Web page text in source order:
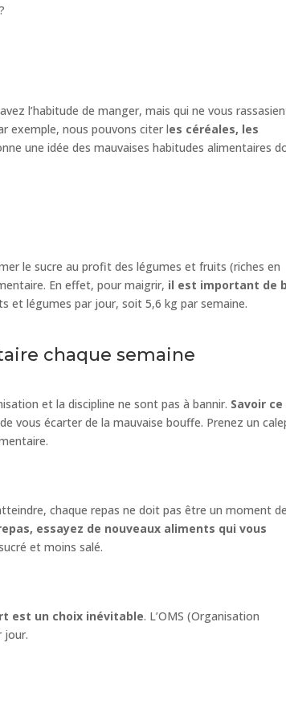
l’habitude de manger, mais qui ne vous
exemple, nous pouvons citer les céréales, les
une idée des mauvaises habitudes alimentaires
le sucre au profit des légumes et fruits (riches en
En effet, pour maigrir, il est important de
et légumes par jour, soit 5,6 kg par semaine.
chaque semaine
et la discipline ne sont pas à bannir. Savoir
vous écarter de la mauvaise bouffe. Prenez un
chaque repas ne doit pas être un moment
essayez de nouveaux aliments qui vous
et moins salé.
est un choix inévitable. L’OMS (Organisation
jour.